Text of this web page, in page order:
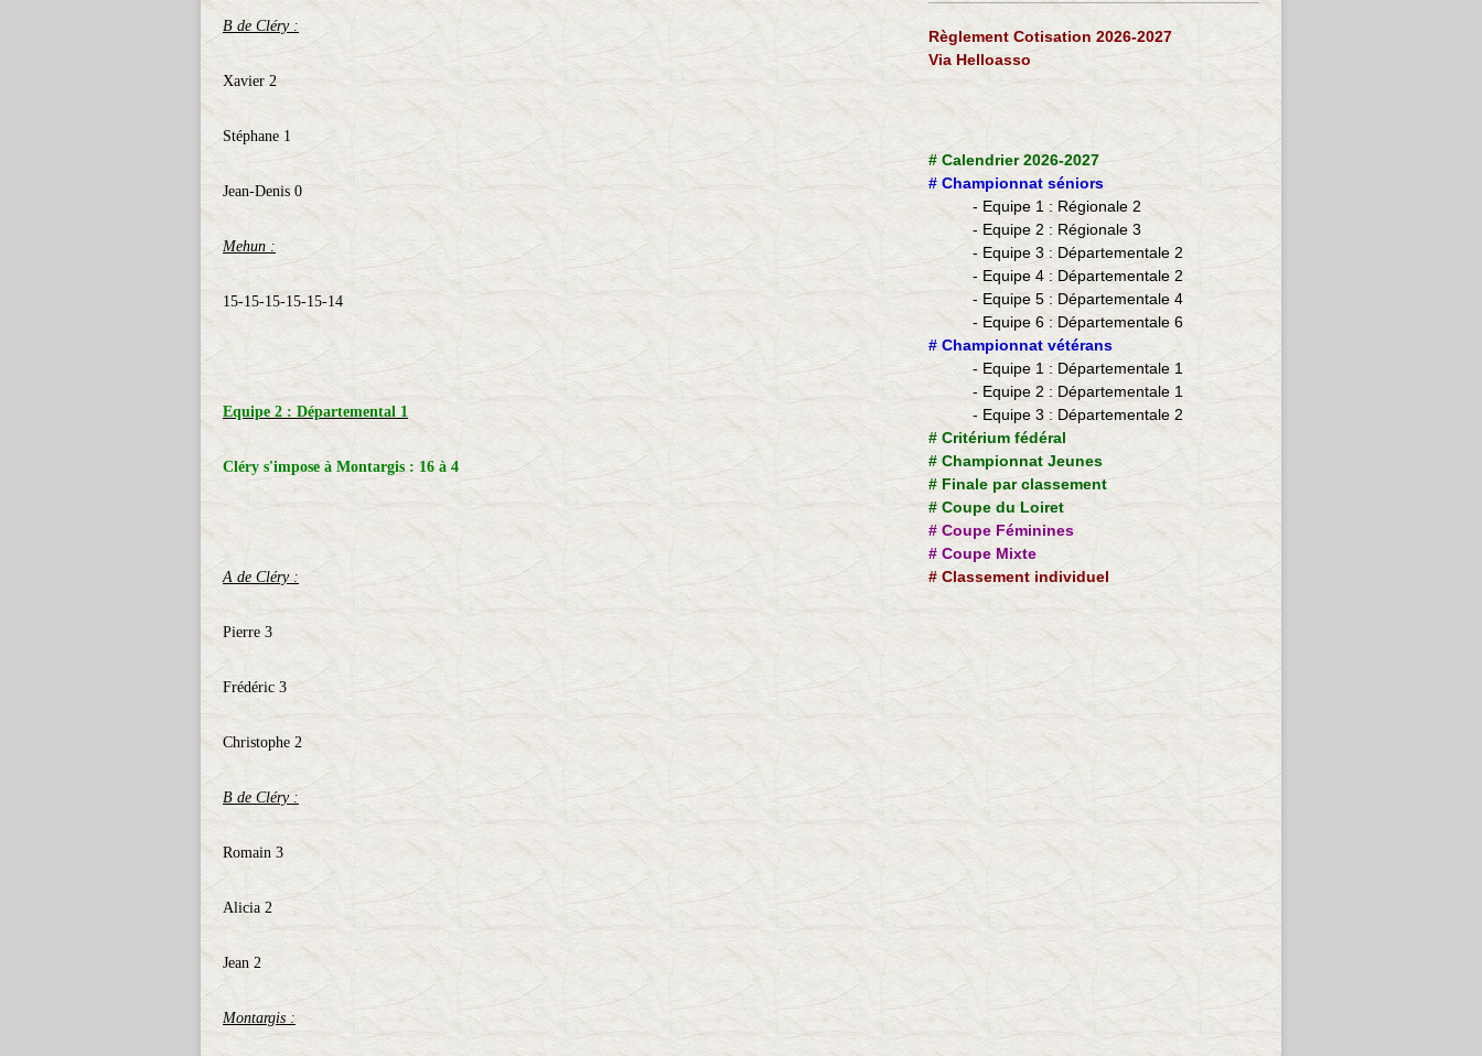
B de Cléry :
Xavier 2
Stéphane 1
Jean-Denis 0
Mehun :
15-15-15-15-15-14
Equipe 2 : Départemental 1
Cléry s'impose à Montargis : 16 à 4
A de Cléry :
Pierre 3
Frédéric 3
Christophe 2
B de Cléry :
Romain 3
Alicia 2
Jean 2
Montargis :
Règlement Cotisation 2026-2027
Via Helloasso
# Calendrier 2026-2027
# Championnat séniors
- Equipe 1 : Régionale 2
- Equipe 2 : Régionale 3
- Equipe 3 : Départementale 2
- Equipe 4 : Départementale 2
- Equipe 5 : Départementale 4
- Equipe 6 : Départementale 6
​# Championnat vétérans
- ​Equipe 1 : Départementale 1
- Equipe 2 : Départementale 1
- Equipe 3 : Départementale 2
# Critérium fédéral
# Championnat Jeunes
# Finale par classement
# Coupe du Loiret
# Coupe Féminines
# Coupe Mixte
#Classement individuel